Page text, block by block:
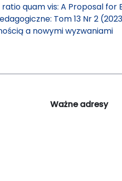
ratio quam vis: A Proposal
Tom 13 Nr 2
a nowymi wyzwaniami
Ważne adresy